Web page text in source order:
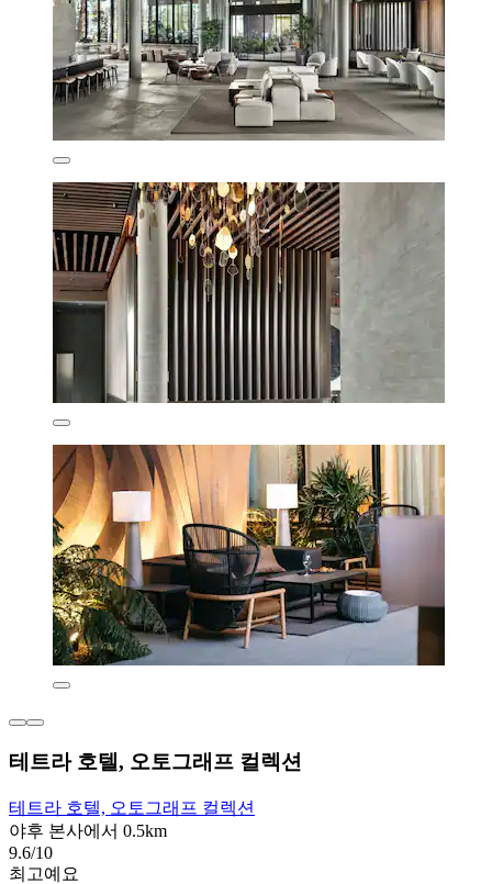
테트라 호텔, 오토그래프 컬렉션
테트라 호텔, 오토그래프 컬렉션
야후 본사에서 0.5km
9.6/10
최고예요